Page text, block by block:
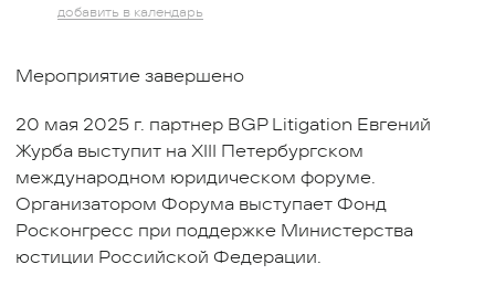
добавить в календарь
Мероприятие завершено
20 мая 2025 г. партнер BGP Litigation Евгений
Журба выступит на XIII Петербургском
международном юридическом форуме.
Организатором Форума выступает Фонд
Росконгресс при поддержке Министерства
юстиции Российской Федерации.